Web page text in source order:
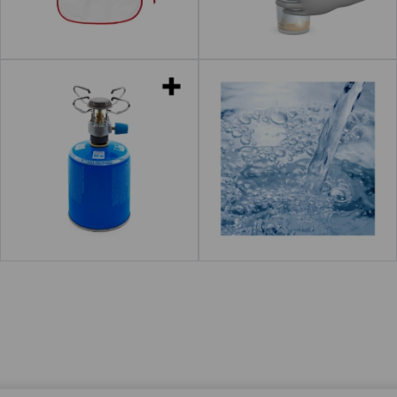
acerca de "Adivinar"
Leer más acerca de
Leer más
acerca de "Amasar"
Leer más Leer más
Hornillos de gas Agua